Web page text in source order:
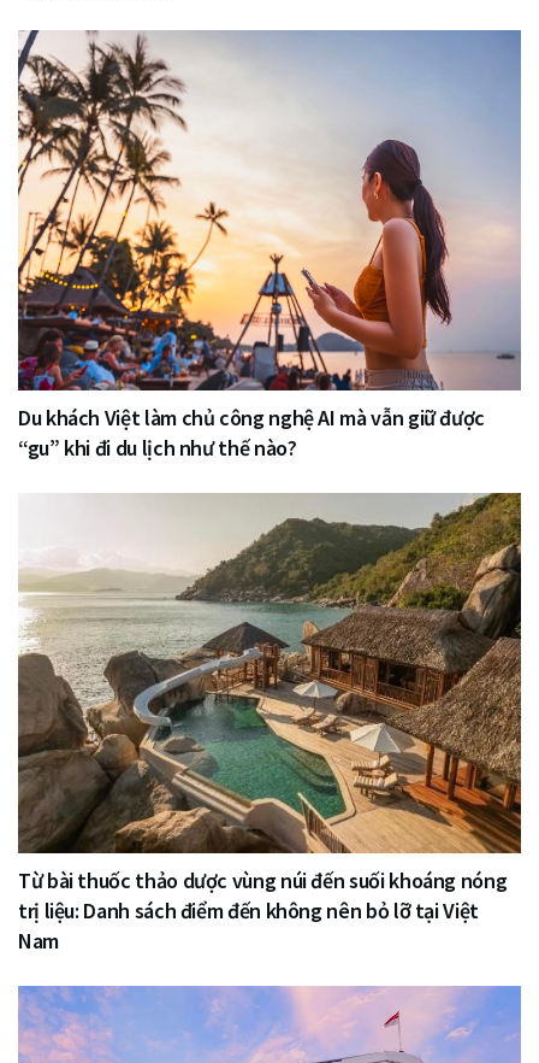
Du khách Việt làm chủ công nghệ AI mà vẫn giữ được
“gu” khi đi du lịch như thế nào?
Từ bài thuốc thảo dược vùng núi đến suối khoáng nóng
trị liệu: Danh sách điểm đến không nên bỏ lỡ tại Việt
Nam